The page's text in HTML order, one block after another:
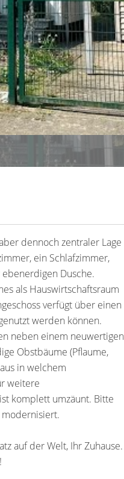
dennoch zentraler Lage
ein Schlafzimmer,
Dusche.
als Hauswirtschaftsraum
verfügt über einen
werden können.
neben einem neuwertigen
Obstbäume (Pflaume,
in welchem
weitere
komplett umzäunt. Bitte
modernisiert.
auf der Welt, Ihr Zuhause.